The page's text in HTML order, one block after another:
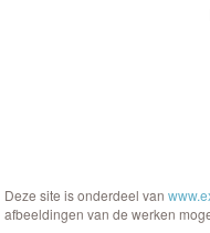
Deze site is onderdeel van
afbeeldingen van de werken